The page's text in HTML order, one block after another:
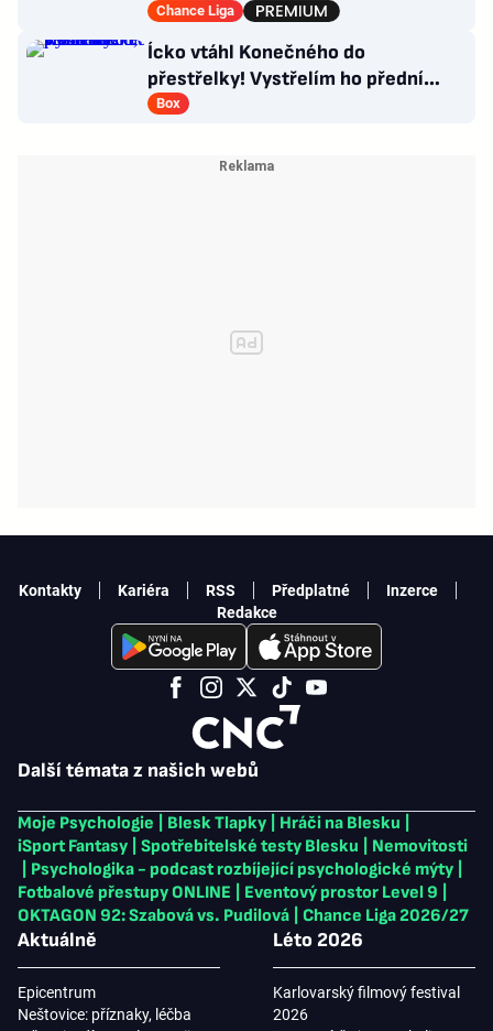
Sparty a co kapitánství?
Chance Liga
Ícko vtáhl Konečného do
přestřelky! Vystřelím ho přední
rukou, věří influencer v senzaci
Box
Další témata z našich webů
Moje Psychologie Blesk Tlapky Hráči na Blesku
iSport Fantasy
Spotřebitelské testy Blesku
Nemovitosti
Psychologika - podcast rozbíjející psychologické mýty
Fotbalové přestupy ONLINE
Eventový prostor Level 9
OKTAGON 92: Szabová vs. Pudilová
Chance Liga 2026/27
Aktuálně
Epicentrum
Neštovice: příznaky, léčba
Léto 2026
Karlovarský filmový festival
2026
Kontakty Kariéra RSS Předplatné
Inzerce
Redakce